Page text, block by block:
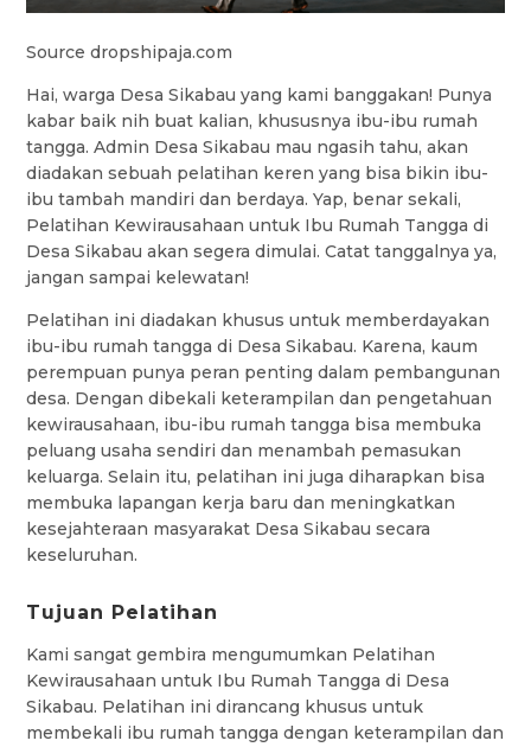
Source dropshipaja.com
Hai, warga Desa Sikabau yang kami banggakan! Punya
kabar baik nih buat kalian, khususnya ibu-ibu rumah
tangga. Admin Desa Sikabau mau ngasih tahu, akan
diadakan sebuah pelatihan keren yang bisa bikin ibu-
ibu tambah mandiri dan berdaya. Yap, benar sekali,
Pelatihan Kewirausahaan untuk Ibu Rumah Tangga di
Desa Sikabau akan segera dimulai. Catat tanggalnya ya,
jangan sampai kelewatan!
Pelatihan ini diadakan khusus untuk memberdayakan
ibu-ibu rumah tangga di Desa Sikabau. Karena, kaum
perempuan punya peran penting dalam pembangunan
desa. Dengan dibekali keterampilan dan pengetahuan
kewirausahaan, ibu-ibu rumah tangga bisa membuka
peluang usaha sendiri dan menambah pemasukan
keluarga. Selain itu, pelatihan ini juga diharapkan bisa
membuka lapangan kerja baru dan meningkatkan
kesejahteraan masyarakat Desa Sikabau secara
keseluruhan.
Tujuan Pelatihan
Kami sangat gembira mengumumkan Pelatihan
Kewirausahaan untuk Ibu Rumah Tangga di Desa
Sikabau. Pelatihan ini dirancang khusus untuk
membekali ibu rumah tangga dengan keterampilan dan